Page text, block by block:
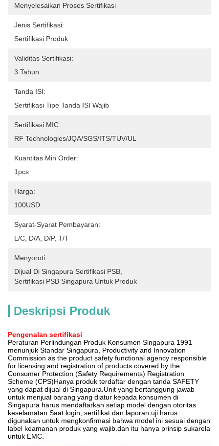
Menyelesaikan Proses Sertifikasi
Jenis Sertifikasi:
Sertifikasi Produk
Validitas Sertifikasi:
3 Tahun
Tanda ISI:
Sertifikasi Tipe Tanda ISI Wajib
Sertifikasi MIC:
RF Technologies/JQA/SGS/ITS/TUV/UL
Kuantitas Min Order:
1pcs
Harga:
100USD
Syarat-Syarat Pembayaran:
L/C, D/A, D/P, T/T
Menyoroti:
Dijual Di Singapura Sertifikasi PSB
Sertifikasi PSB Singapura Untuk Produk
Deskripsi Produk
Pengenalan sertifikasi
Peraturan Perlindungan Produk Konsumen Singapura 1991
menunjuk Standar Singapura, Productivity and Innovation
Commission as the product safety functional agency responsible
for licensing and registration of products covered by the
Consumer Protection (Safety Requirements) Registration
Scheme (CPS)Hanya produk terdaftar dengan tanda SAFETY
yang dapat dijual di Singapura.Unit yang bertanggung jawab
untuk menjual barang yang diatur kepada konsumen di
Singapura harus mendaftarkan setiap model dengan otoritas
keselamatan.Saat login, sertifikat dan laporan uji harus
digunakan untuk mengkonfirmasi bahwa model ini sesuai dengan
label keamanan produk yang wajib.dan itu hanya prinsip sukarela
untuk EMC.